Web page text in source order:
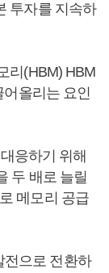
투자를 지속하
리(HBM) HBM
어올리는 요인
응하기 위해
두 배로 늘릴
메모리 공급
전으로 전환하